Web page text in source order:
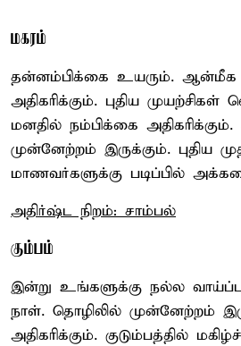
மகரம்
தன்னம்பிக்கை உயரும்.
அதிகரிக்கும். புதிய முயற்சிகள்
மனதில் நம்பிக்கை
முன்னேற்றம் இருக்கும். புதிய
மாணவர்களுக்கு படிப்பில்
அதிர்ஷ்ட நிறம்: சாம்பல்
கும்பம்
இன்று உங்களுக்கு நல்ல
நாள். தொழிலில் முன்னேற்றம்
அதிகரிக்கும். குடும்பத்தில்